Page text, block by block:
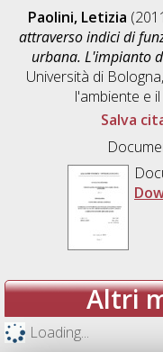
Paolini, Letizia
attraverso indici di
urbana. L'impianto
Università di
l'ambiente e
Salva
Altri
Loading...